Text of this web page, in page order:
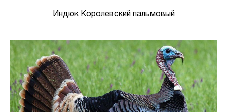
Индюк Королевский пальмовый